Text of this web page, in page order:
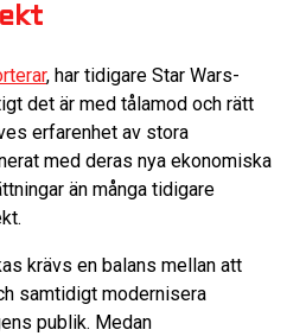
, har tidigare Star Wars-
det är med tålamod och rätt
erfarenhet av stora
med deras nya ekonomiska
än många tidigare
krävs en balans mellan att
samtidigt modernisera
publik. Medan